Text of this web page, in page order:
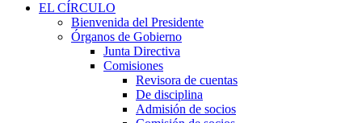
EL CÍRCULO
Bienvenida del Presidente
Órganos de Gobierno
Junta Directiva
Comisiones
Revisora de cuentas
De disciplina
Admisión de socios